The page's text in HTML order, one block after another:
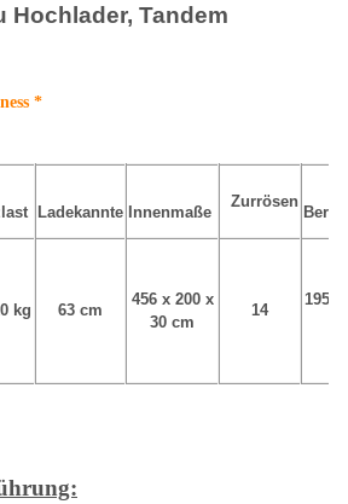
Hochlader, Tandem
*
Ladekannte Innenmaße
Zurrösen
kg 63 cm
456 x 200 x
30 cm
14
195/